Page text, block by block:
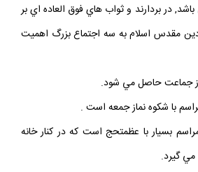
در بردارند و ثواب هاي فوق العاده اي بر
مقدس اسلام به سه اجتماع بزرگ اهميت
مراسم بسيار با عظمتحج است كه در كنار خانه
مي گيرد.